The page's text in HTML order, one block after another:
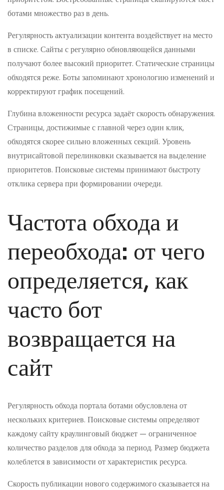
ботами множество раз в день.
Регулярность актуализации контента воздействует на место
в списке. Сайты с регулярно обновляющейся данными
получают более высокий приоритет. Статические страницы
обходятся реже. Боты запоминают хронологию изменений и
корректируют график посещений.
Глубина вложенности ресурса задаёт скорость обнаружения.
Страницы, достижимые с главной через один клик,
обходятся скорее сильно вложенных секций. Уровень
внутрисайтовой перелинковки сказывается на выделение
приоритетов. Поисковые системы принимают быстроту
отклика сервера при формировании очереди.
Частота обхода и
переобхода: от чего
определяется, как
часто бот
возвращается на
сайт
Регулярность обхода портала ботами обусловлена от
нескольких критериев. Поисковые системы определяют
каждому сайту краулинговый бюджет — ограниченное
количество разделов для обхода за период. Размер бюджета
колеблется в зависимости от характеристик ресурса.
Скорость публикации нового содержимого сказывается на